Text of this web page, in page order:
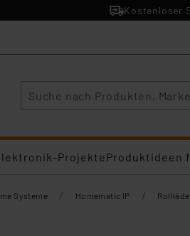
Kostenloser
ProjekteProduktideen
Systeme / Homematic IP /